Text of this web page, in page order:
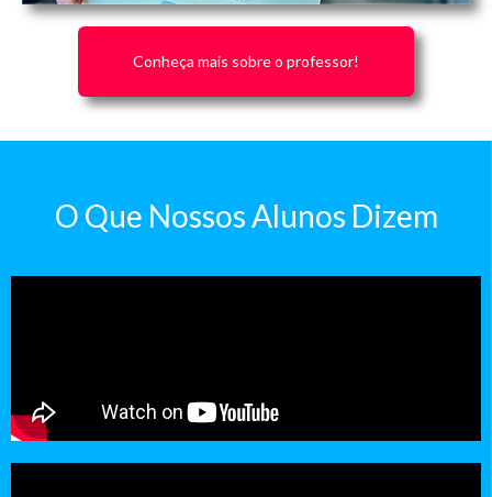
Conheça mais sobre o professor!
O Que Nossos Alunos Dizem